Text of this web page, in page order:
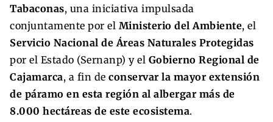
Tabaconas, una iniciativa impulsada
conjuntamente por el Ministerio del Ambiente, el
Servicio Nacional de Áreas Naturales Protegidas
por el Estado (Sernanp) y el Gobierno Regional de
Cajamarca, a fin de conservar la mayor extensión
de páramo en esta región al albergar más de
8.000 hectáreas de este ecosistema.